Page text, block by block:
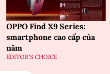
OPPO Find X9 Series:
smartphone cao cấp của
năm
EDITOR'S CHOICE